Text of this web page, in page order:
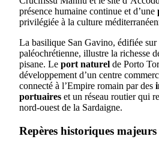
présence humaine continue et d’une
privilégiée à la culture
La basilique San Gavino, édifiée sur
paléochrétienne, illustre la richesse
pisane. Le port naturel de Porto
développement d’un centre
connecté à l’Empire romain par des
portuaires et un réseau routier qui
nord-ouest de la Sardaigne.
Repères historiques majeurs